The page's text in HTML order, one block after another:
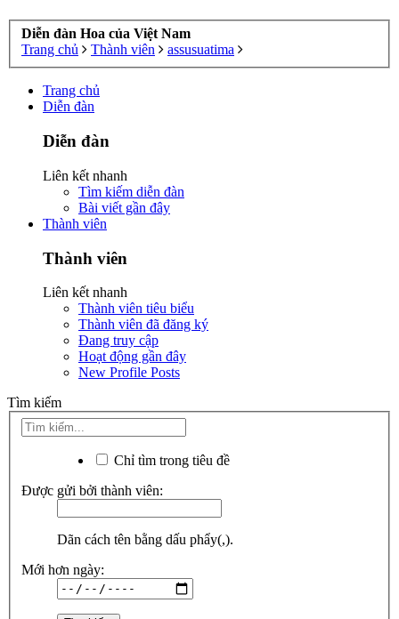
Diễn đàn Hoa của Việt Nam
Trang chủ
Thành viên assusuatima
Trang chủ
Diễn đàn
Diễn đàn
Liên kết nhanh
Tìm kiếm diễn đàn
Bài viết gần đây
Thành viên
Thành viên
Liên kết nhanh
Thành viên tiêu biểu
Thành viên đã đăng ký
Đang truy cập
Hoạt động gần đây
New Profile Posts
Tìm kiếm
Chỉ tìm trong tiêu đề
Được gửi bởi thành viên:
Dãn cách tên bằng dấu phẩy(,).
Mới hơn ngày: